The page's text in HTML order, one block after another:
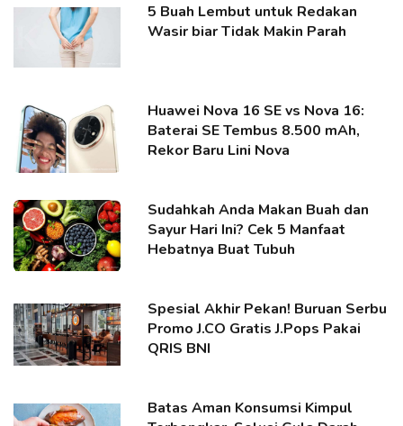
5 Buah Lembut untuk Redakan
Wasir biar Tidak Makin Parah
Huawei Nova 16 SE vs Nova 16:
Baterai SE Tembus 8.500 mAh,
Rekor Baru Lini Nova
Sudahkah Anda Makan Buah dan
Sayur Hari Ini? Cek 5 Manfaat
Hebatnya Buat Tubuh
Spesial Akhir Pekan! Buruan Serbu
Promo J.CO Gratis J.Pops Pakai
QRIS BNI
Batas Aman Konsumsi Kimpul